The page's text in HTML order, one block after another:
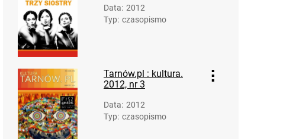
Tarnów.pl. 2020
Tarnów.pl. 2021
Tarnów.pl. 2022
Tarnów.pl. 2023
Tarnów.pl.2024
Data: 2012
Typ: czasopismo
Tarnów.pl : kultura.
2012, nr 3
Data: 2012
Typ: czasopismo